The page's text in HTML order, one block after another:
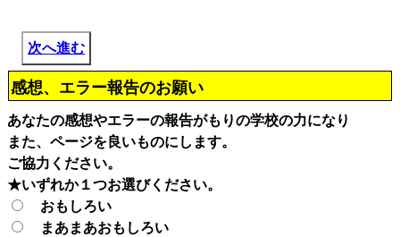
次へ進む
感想、エラー報告のお願い
あなたの感想やエラーの報告がもりの学校の力になり
また、ページを良いものにします。
ご協力ください。
★いずれか１つお選びください。
おもしろい
まあまあおもしろい